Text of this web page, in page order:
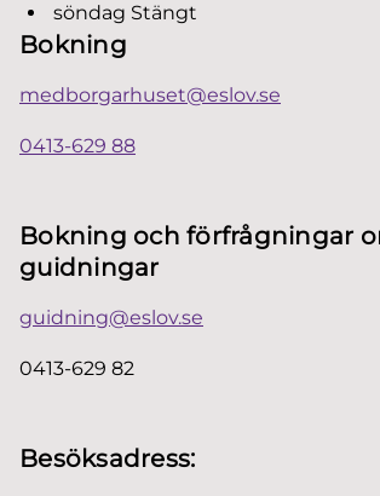
söndag Stängt
Bokning
medborgarhuset@eslov.se
0413-629 88
Bokning och förfrågningar
guidningar
guidning@eslov.se
0413-629 82
Besöksadress: